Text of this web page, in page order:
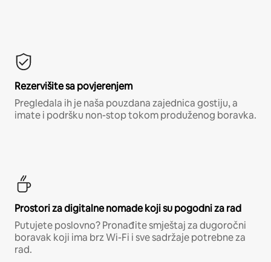
Rezervišite sa povjerenjem
Pregledala ih je naša pouzdana zajednica gostiju, a
imate i podršku non-stop tokom produženog boravka.
Prostori za digitalne nomade koji su pogodni za rad
Putujete poslovno? Pronađite smještaj za dugoročni
boravak koji ima brz Wi-Fi i sve sadržaje potrebne za
rad.